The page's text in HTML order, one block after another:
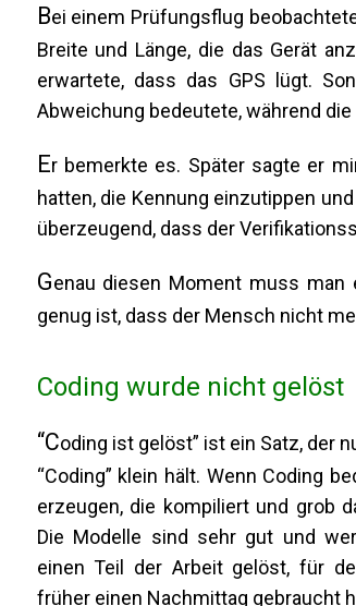
Bei einem Prüfungsflug
Breite und Länge, die das Gerät
erwartete, dass das GPS lügt.
Abweichung bedeutete, während
Er bemerkte es. Später sagte er
hatten, die Kennung einzutippen
überzeugend, dass der
Genau diesen Moment muss
genug ist, dass der Mensch nicht
Coding wurde nicht gelöst
“Coding ist gelöst” ist ein Satz, der
“Coding” klein hält. Wenn Coding
erzeugen, die kompiliert und grob
Die Modelle sind sehr gut und
einen Teil der Arbeit gelöst, für
früher einen Nachmittag gebraucht